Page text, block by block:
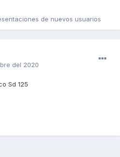
de nuevos usuarios
del 2020
Sd 125